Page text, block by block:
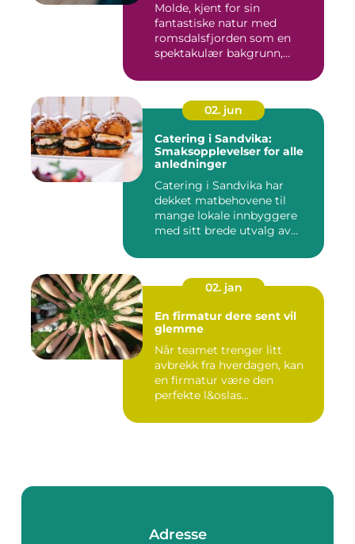
Molde, kjent for sin
fantastiske natur med
romsdalsfjorden som en
spektakulær bakgrunn,
02. jun
Catering i Sandvika:
Smaksopplevelser for alle
anledninger
Catering i Sandvika har
dekket matbehovene til
mange lokale innbyggere
med sitt brede utvalg av
02. jan
En firmatur dere sent vil
glemme
Når teamet trenger litt
avbrekk fra hverdagen, kan
en firmatur være den
perfekte l&oslas...
Adresse